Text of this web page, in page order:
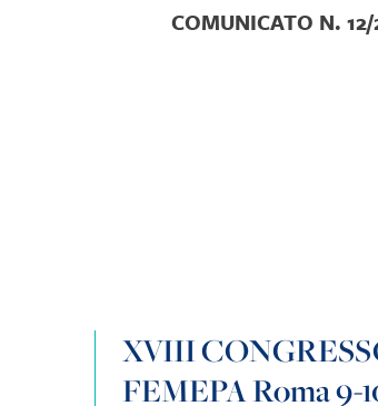
COMUNICATO N.
XVIII
FEMEPA Roma 9-